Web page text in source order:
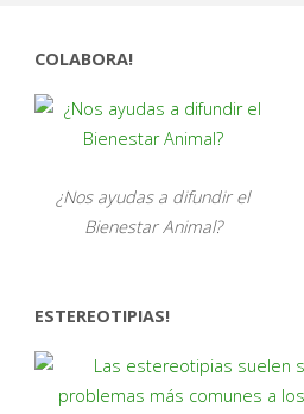
COLABORA!
¿Nos ayudas a difundir el
Bienestar Animal?
ESTEREOTIPIAS!